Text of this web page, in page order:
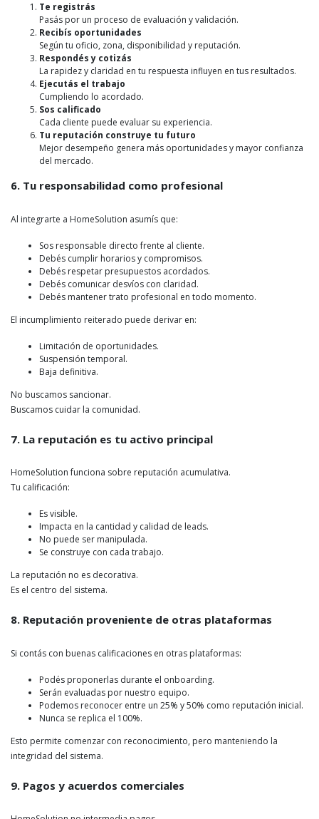
Te registrás
Pasás por un proceso de evaluación y validación.
Recibís oportunidades
Según tu oficio, zona, disponibilidad y reputación.
Respondés y cotizás
La rapidez y claridad en tu respuesta influyen en tus resultados.
Ejecutás el trabajo
Cumpliendo lo acordado.
Sos calificado
Cada cliente puede evaluar su experiencia.
Tu reputación construye tu futuro
Mejor desempeño genera más oportunidades y mayor confianza
del mercado.
6. Tu responsabilidad como profesional
Al integrarte a HomeSolution asumís que:
Sos responsable directo frente al cliente.
Debés cumplir horarios y compromisos.
Debés respetar presupuestos acordados.
Debés comunicar desvíos con claridad.
Debés mantener trato profesional en todo momento.
El incumplimiento reiterado puede derivar en:
Limitación de oportunidades.
Suspensión temporal.
Baja definitiva.
No buscamos sancionar.
Buscamos cuidar la comunidad.
7. La reputación es tu activo principal
HomeSolution funciona sobre reputación acumulativa.
Tu calificación:
Es visible.
Impacta en la cantidad y calidad de leads.
No puede ser manipulada.
Se construye con cada trabajo.
La reputación no es decorativa.
Es el centro del sistema.
8. Reputación proveniente de otras plataformas
Si contás con buenas calificaciones en otras plataformas:
Podés proponerlas durante el onboarding.
Serán evaluadas por nuestro equipo.
Podemos reconocer entre un 25% y 50% como reputación inicial.
Nunca se replica el 100%.
Esto permite comenzar con reconocimiento, pero manteniendo la
integridad del sistema.
9. Pagos y acuerdos comerciales